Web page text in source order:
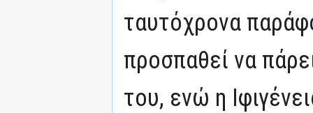
ταυτόχρονα
προσπαθεί να
του, ενώ η